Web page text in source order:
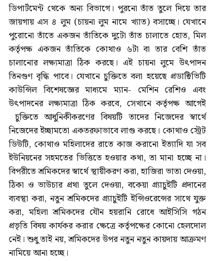
ডিপার্টমেন্ট থেকে অন্য বিভাগে। পুরনো তাঁত তুলে দিয়ে তার
জায়গায় এস ৪ লুম (চায়না লুম নামে খ্যাত) বসাচ্ছে। যেখানে
পুরোনো তাঁতে একজন তাঁতিকে দুটো তাঁত চালাতে হোত, মিল
কর্তৃপক্ষ একজন তাঁতিকে কোথাও ৬টা বা তার বেশি তাঁত
চালানোর লক্ষ্যমাত্রা ঠিক করছে। এই চায়না লুমে উৎপাদন
তিনগুণ বৃদ্ধি পাবে। যেখানে চুক্তিতে বলা হয়েছে প্রডাক্টিভিটি
কাউন্সিল বিশেষজ্ঞের মাধ্যমে ম্যান- মেশিন রেশিও এবং
উৎপাদনের লক্ষ্যমাত্রা ঠিক করবে, সেখানে কর্তৃপক্ষ আগেই
চুক্তিতে আধুনিকীকরণের বিষয়টি তাদের নিজেদের স্বার্থে
নিজেদের ইচ্ছামতো একতরফাভাবে লাগু করছে। কোথাও স্ট্রেট
ডিউটি, কোথাও মহিলাদের রাতে কাজ করানো ইত্যাদি যা সব
ইউনিয়নের সহমতের ভিত্তিতে হওয়ার কথা, তা মানা হচ্ছে না।
বিপরীতে শ্রমিকদের স্বার্থে স্থায়ীকরণ করা, হাজিরা ভাতা দেওয়া,
ঠিকা ও ভাউচার প্রথা তুলে দেওয়া, বকেয়া গ্র‍্যাচুইটি প্রদানের
ব্যবস্থা করা, নতুন শ্রমিকদের গ্র‍্যাচুইটি ইন্সিওরেন্সের সাথে যুক্ত
করা, মহিলা শ্রমিকদের যৌন হয়রানি রোধে আইসিসি গঠন
প্রভৃতি বিষয় কার্যকর করার ক্ষেত্রে কর্তৃপক্ষের কোনো হেলদোল
নেই। শুধু তাই নয়, শ্রমিকদের উপর নতুন নতুন কায়দায় আক্রমণ
নামিয়ে আনা হচ্ছে।